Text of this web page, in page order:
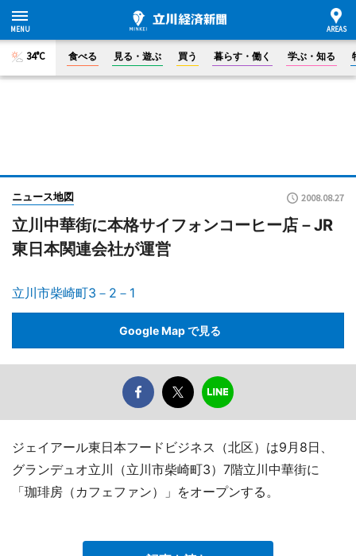
34°C 食べる 見る・遊ぶ 買う 暮らす・働く 学ぶ・知る
ニュース地図 2008.08.27
立川中華街に本格サイフォンコーヒー店－JR
東日本関連会社が運営
立川市柴崎町3－2－1
Google Map で見る
ジェイアール東日本フードビジネス（北区）は9月8日、
グランデュオ立川（立川市柴崎町3）7階立川中華街に
「珈琲房（カフェファン）」をオープンする。